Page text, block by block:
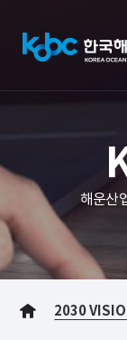
해운산
2030